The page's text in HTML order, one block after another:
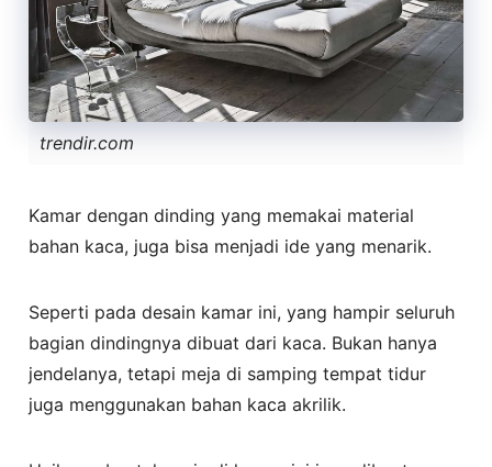
trendir.com
Kamar dengan dinding yang memakai material
bahan kaca, juga bisa menjadi ide yang menarik.
Seperti pada desain kamar ini, yang hampir seluruh
bagian dindingnya dibuat dari kaca. Bukan hanya
jendelanya, tetapi meja di samping tempat tidur
juga menggunakan bahan kaca akrilik.